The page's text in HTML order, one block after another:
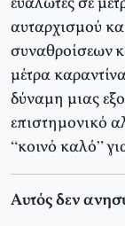
αυταρχισμού
συναθροίσεων
μέτρα
δύναμη μιας
επιστημονικό
“κοινό καλό”
Αυτός δεν